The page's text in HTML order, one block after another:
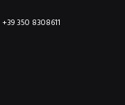
+39 350 8308611